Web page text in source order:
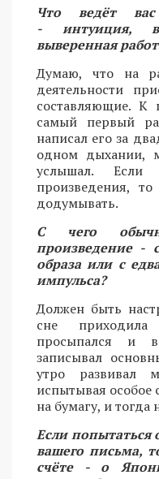
Что ведёт
- интуиция,
выверенная
Думаю, что на
деятельности
составляющие. К
самый первый
написал его за
одном дыхании,
услышал. Если
произведения,
додумывать.
С чего
произведение -
образа или с
импульса?
Должен быть
сне
просыпался и
записывал
утро развивал
испытывая особое
на бумагу, и тогда
Если попытаться
вашего письма,
счёте - о